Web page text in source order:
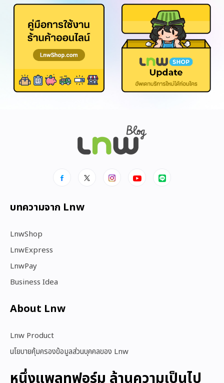
บทความจาก Lnw
LnwShop
LnwExpress
LnwPay
Business Idea
About Lnw​
Lnw Product
นโยบายคุ้มครองข้อมูลส่วนบุคคลของ Lnw